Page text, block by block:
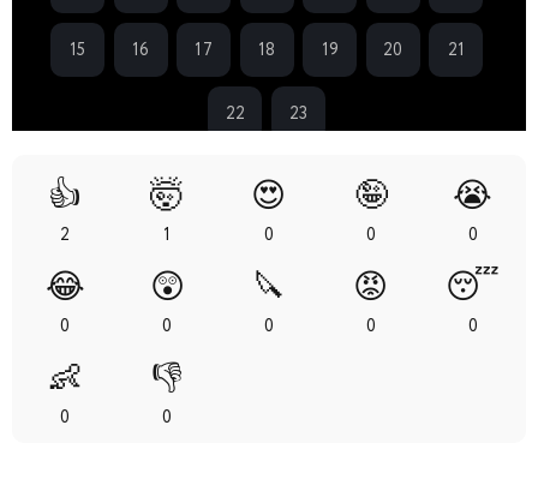
15 16 17 18 19 20 21
22 23
👍
2
🤯
1
😍
0
🤪
0
😭
0
😂
0
😲
0
🔪
0
😡
0
😴
0
👶
0
👎
0